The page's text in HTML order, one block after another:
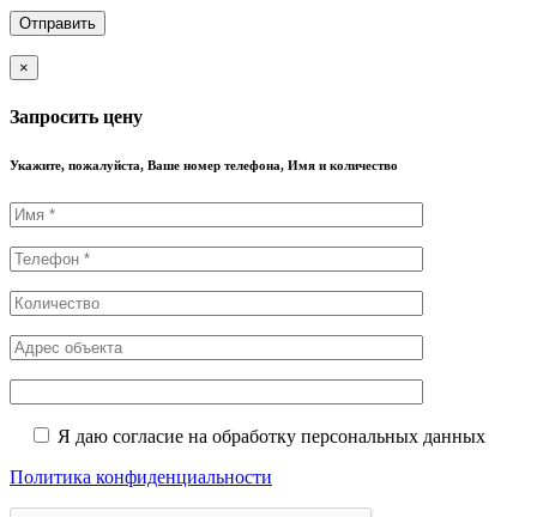
×
Запросить цену
Укажите, пожалуйста, Ваше номер телефона, Имя и количество
Я даю согласие на обработку персональных данных
Политика конфиденциальности